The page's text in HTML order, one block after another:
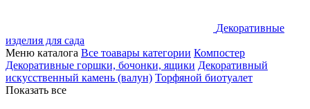
Декоративные
изделия для сада
Меню каталога Все тоавары категории Компостер
Декоративные горшки, бочонки, ящики Декоративный
искусственный камень (валун) Торфяной биотуалет
Показать все